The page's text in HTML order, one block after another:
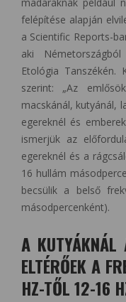
madaraknak például
felépítése alapján
a Scientific Reports-
aki
Etológia Tanszékén.
szerint: „Az
macskánál, kutyánál,
egereknél és
ismerjük az
egereknél és a
16 hullám
becsülik a belső
másodpercenként).
A KUTYÁKNÁL
ELTÉRŐEK A
HZ-TŐL 12-16